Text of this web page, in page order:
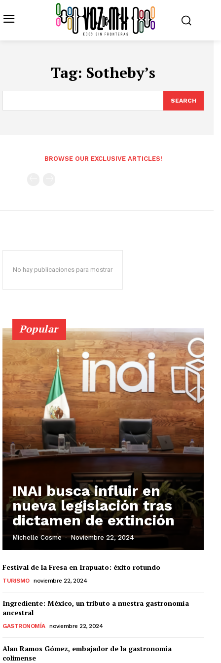
Tag: Sotheby’s
SEARCH
BROWSE OUR EXCLUSIVE ARTICLES!
No hay publicaciones para mostrar
Popular
INAI busca influir en
nueva legislación tras
dictamen de extinción
Michelle Cosme - Noviembre 22, 2024
Festival de la Fresa en Irapuato: éxito rotundo
TURISMO noviembre 22, 2024
Ingrediente: México, un tributo a nuestra gastronomía
ancestral
GASTRONOMÍA noviembre 22, 2024
Alan Ramos Gómez, embajador de la gastronomía
colimense